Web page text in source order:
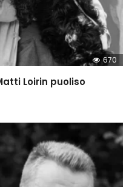
670
Loirin puoliso